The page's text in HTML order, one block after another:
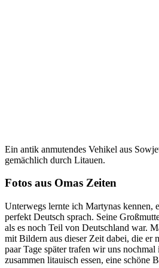
Ein antik anmutendes Vehikel aus
gemächlich durch Litauen.
Fotos aus Omas Zeiten
Unterwegs lernte ich Martynas kennen,
perfekt Deutsch sprach. Seine
als es noch Teil von Deutschland war.
mit Bildern aus dieser Zeit dabei, die er
paar Tage später trafen wir uns
zusammen litauisch essen, eine schöne